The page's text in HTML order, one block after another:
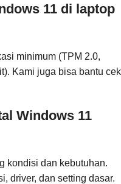
11 di laptop
minimum (TPM 2.0,
Kami juga bisa bantu cek
Windows 11
kondisi dan kebutuhan.
driver, dan setting dasar.